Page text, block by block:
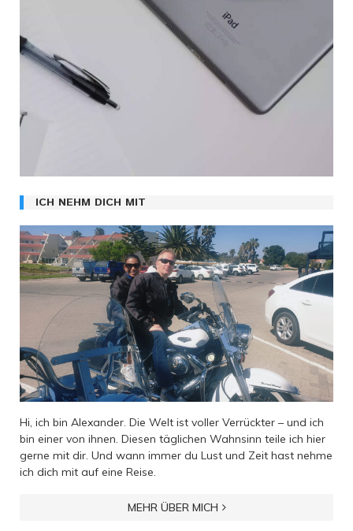
ICH NEHM DICH MIT
Hi, ich bin Alexander. Die Welt ist voller Verrückter – und ich
bin einer von ihnen. Diesen täglichen Wahnsinn teile ich hier
gerne mit dir. Und wann immer du Lust und Zeit hast nehme
ich dich mit auf eine Reise.
MEHR ÜBER MICH